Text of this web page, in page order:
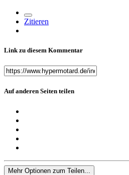
Zitieren
Link zu diesem Kommentar
Auf anderen Seiten teilen
Mehr Optionen zum Teilen...